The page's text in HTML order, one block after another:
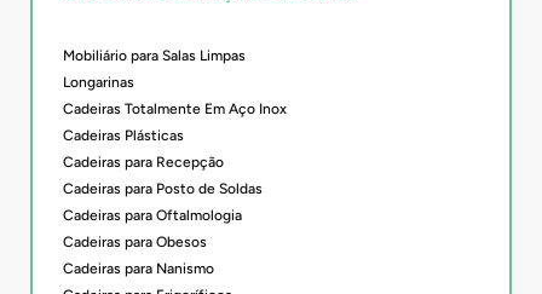
Mobiliário para Salas Limpas
Longarinas
Cadeiras Totalmente Em Aço Inox
Cadeiras Plásticas
Cadeiras para Recepção
Cadeiras para Posto de Soldas
Cadeiras para Oftalmologia
Cadeiras para Obesos
Cadeiras para Nanismo